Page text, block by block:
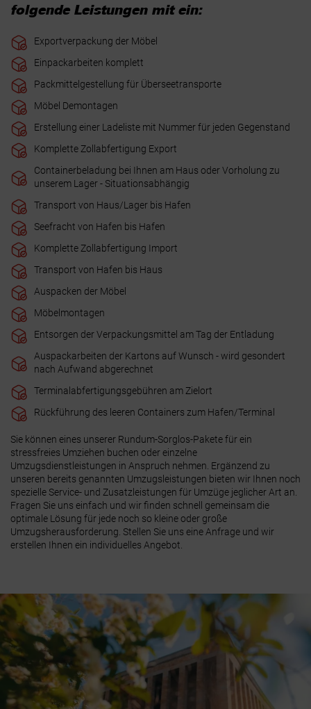
folgende Leistungen mit ein:
Exportverpackung der Möbel
Einpackarbeiten komplett
Packmittelgestellung für Überseetransporte
Möbel Demontagen
Erstellung einer Ladeliste mit Nummer für jeden Gegenstand
Komplette Zollabfertigung Export
Containerbeladung bei Ihnen am Haus oder Vorholung zu
unserem Lager - Situationsabhängig
Transport von Haus/Lager bis Hafen
Seefracht von Hafen bis Hafen
Komplette Zollabfertigung Import
Transport von Hafen bis Haus
Auspacken der Möbel
Möbelmontagen
Entsorgen der Verpackungsmittel am Tag der Entladung
Auspackarbeiten der Kartons auf Wunsch - wird gesondert
nach Aufwand abgerechnet
Terminalabfertigungsgebühren am Zielort
Rückführung des leeren Containers zum Hafen/Terminal
Sie können eines unserer Rundum-Sorglos-Pakete für ein
stressfreies Umziehen buchen oder einzelne
Umzugsdienstleistungen in Anspruch nehmen. Ergänzend zu
unseren bereits genannten Umzugsleistungen bieten wir Ihnen noch
spezielle Service- und Zusatzleistungen für Umzüge jeglicher Art an.
Fragen Sie uns einfach und wir finden schnell gemeinsam die
optimale Lösung für jede noch so kleine oder große
Umzugsherausforderung. Stellen Sie uns eine Anfrage und wir
erstellen Ihnen ein individuelles Angebot.